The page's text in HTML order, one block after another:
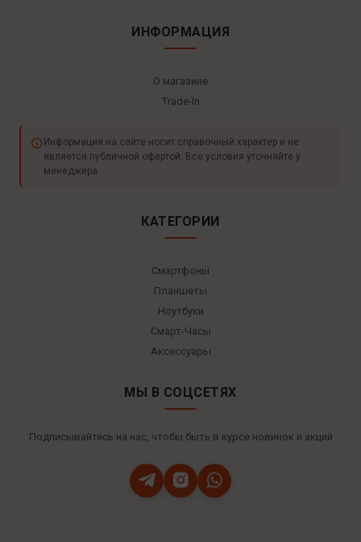
ИНФОРМАЦИЯ
О магазине
Trade-In
Информация на сайте носит справочный характер и не
является публичной офертой. Все условия уточняйте у
менеджера.
КАТЕГОРИИ
Смартфоны
Планшеты
Ноутбуки
Смарт-Часы
Аксессуары
МЫ В СОЦСЕТЯХ
Подписывайтесь на нас, чтобы быть в курсе новинок и акций